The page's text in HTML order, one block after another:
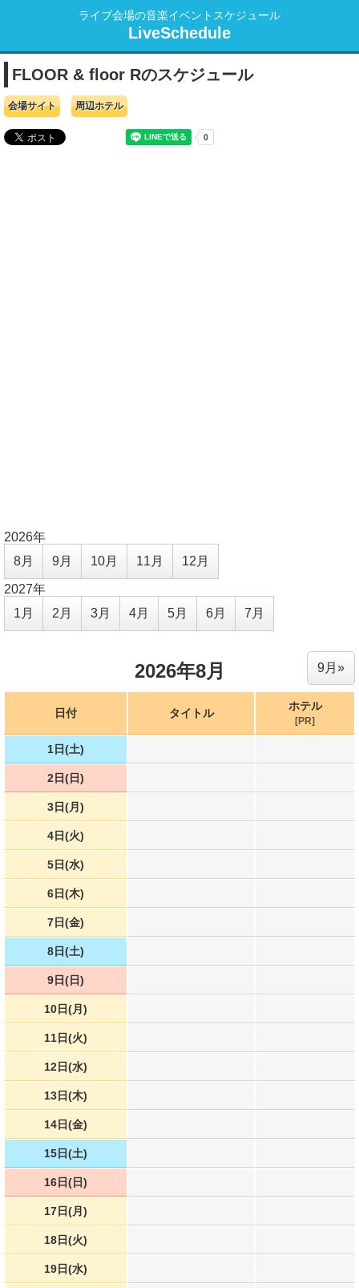
ライブ会場の音楽イベントスケジュール
LiveSchedule
FLOOR & floor Rのスケジュール
会場サイト 周辺ホテル
2026年
8月
9月 10月 11月 12月
2027年
1月
2月 3月 4月 5月 6月 7月
2026年8月 9月»
日付 タイトル
ホテル
[PR]
1日(土)
2日(日)
3日(月)
4日(火)
5日(水)
6日(木)
7日(金)
8日(土)
9日(日)
10日(月)
11日(火)
12日(水)
13日(木)
14日(金)
15日(土)
16日(日)
17日(月)
18日(火)
19日(水)